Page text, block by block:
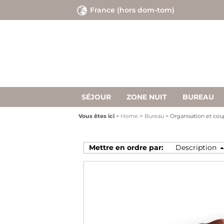
France (hors dom-tom)
SÉJOUR ZONE NUIT BUREAU
Vous êtes ici Home Bureau
Organisation et
Mettre en ordre par: